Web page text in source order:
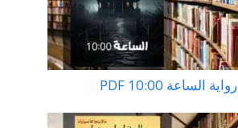
رواية الساعة 10:00 PDF